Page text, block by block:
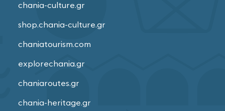
chania-culture.gr
shop.chania-culture.gr
chaniatourism.com
explorechania.gr
chaniaroutes.gr
chania-heritage.gr